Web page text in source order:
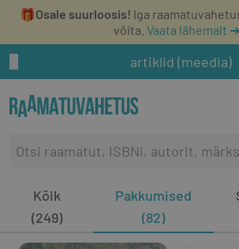
🎁Osale suurloosis! Iga
võita. Vaata lähemalt ➔
artiklid (meedia)
Kõik
(249)
Pakkumised
(82)